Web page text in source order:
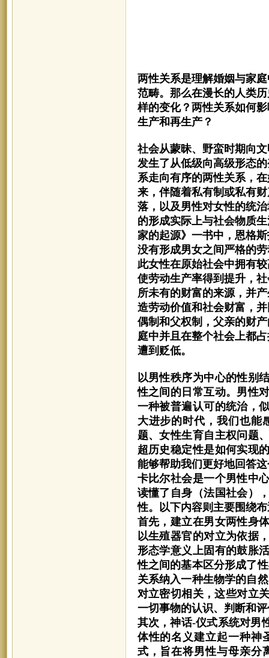
两性关系是理解婚姻与家
范畴。那么在漫长的人类
样的变化？两性关系如何
生产和再生产？
社会从蒙昧、野蛮时期向
发生了从低级向高级形态
系走向有序的两性关系，
来，伴随着私有制或私有
落，以及男性对女性的统
的形成实际上与社会物质
家的起源》一书中，恩格
没有形成男女之间严格的
此女性在原始社会中拥有
使劳动生产率得到提升，
所未有的财富的来源，并
造劳动价值和社会财富，
偶制和父权制，父亲的财
庭中并且在整个社会上都
遭到贬低。
以男性秩序为中心的性别
性之间的日常互动。男性
一种被普遍认可的统治，
大进步的时代，我们也能
题、女性生育自主权问题
超历史稳定性是如何实现
能够帮助我们更好地回答
卡比尔社会是一个男性中
读懂了自身（法国社会）
性。以下内容则主要围绕
首先，建立在男女两性身
以生殖器官的对立为依据
形态学意义上固有的鼓胀
性之间的基本区分形成了
关系纳入一种生物学的自
对立密切相关，这些对立
一切事物的认识、判断和
其次，神话-仪式系统对男
体性的名义建立起一种神
式，旨在将男性与母亲分